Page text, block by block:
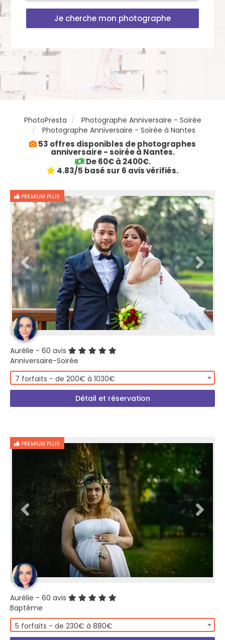
Je cherche mon photographe
PhotoPresta
Photographe Anniversaire - Soirée
Photographe Anniversaire - Soirée à Nantes
53 offres disponibles de photographes
anniversaire - soirée à Nantes.
De 60€ à 2400€.
4.83/5 basé sur 6 avis vérifiés.
PREMIUM PLUS
Aurélie - 60 avis
Anniversaire-Soirée
7 forfaits - de 200€ à 1030€
Détail et réservation
PREMIUM PLUS
Aurélie - 60 avis
Baptême
5 forfaits - de 230€ à 880€